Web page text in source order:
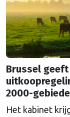
Brussel
2000-
Het kabinet